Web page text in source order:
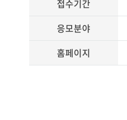
접수기간
응모분야
홈페이지